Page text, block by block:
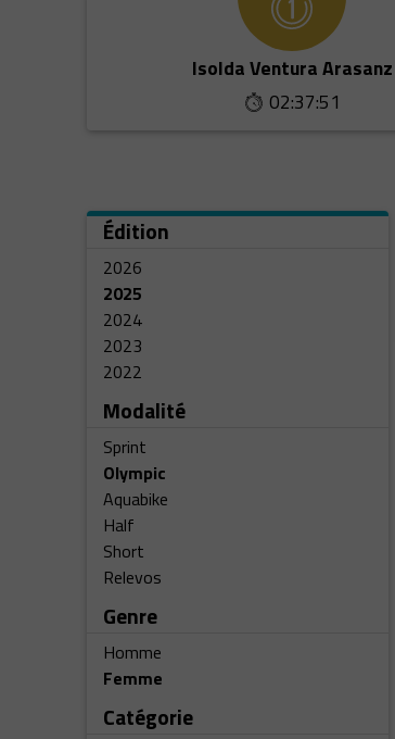
Isolda Ventura Arasanz
02:37:51
Édition
2026
2025
2024
2023
2022
Modalité
Sprint
Olympic
Aquabike
Half
Short
Relevos
Genre
Homme
Femme
Catégorie